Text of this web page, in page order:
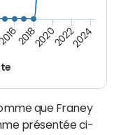
2018202020222024
que Franey
présentée ci-